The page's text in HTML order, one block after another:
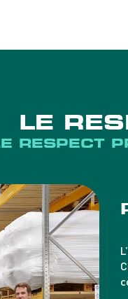
LE
RESPECT